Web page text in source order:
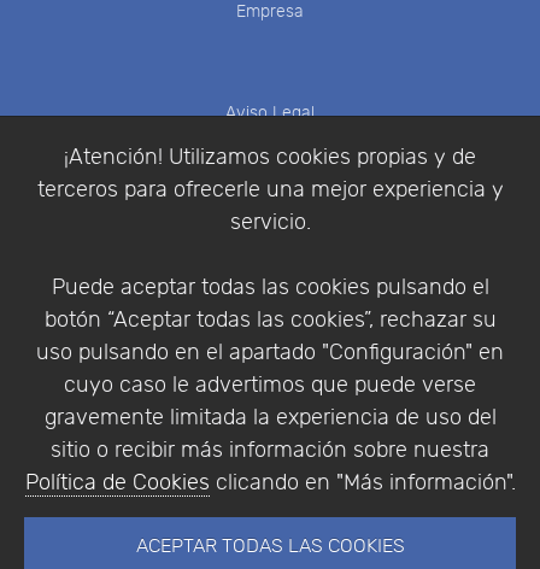
¡Atención! Utilizamos cookies propias y de
terceros para ofrecerle una mejor experiencia y
servicio.
Puede aceptar todas las cookies pulsando el
botón “Aceptar todas las cookies”, rechazar su
uso pulsando en el apartado "Configuración" en
cuyo caso le advertimos que puede verse
gravemente limitada la experiencia de uso del
sitio o recibir más información sobre nuestra
Política de Cookies clicando en "Más información".
ACEPTAR TODAS LAS COOKIES
Empresa
Aviso Legal
Política de Privacidad
Condiciones de compra
Identificarse
Empresa|Aviso Legal| Política de Privacidad |
Política de Cookies
© Copyright 1994 - 2026. Addlink Software
Científico, S.L.
Portugal.